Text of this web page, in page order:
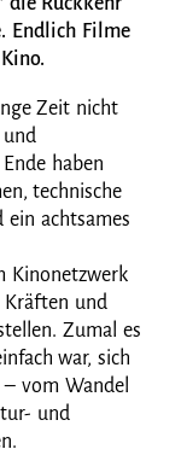
Endlich Filme
Zeit nicht
und
haben
technische
achtsames
Kinonetzwerk
Kräften und
Zumal es
war, sich
vom Wandel
und